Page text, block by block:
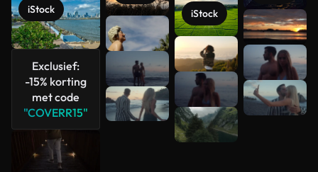
iStock
Exclusief:
-15% korting
met code
"COVERR15"
iStock
Meer
bekijken